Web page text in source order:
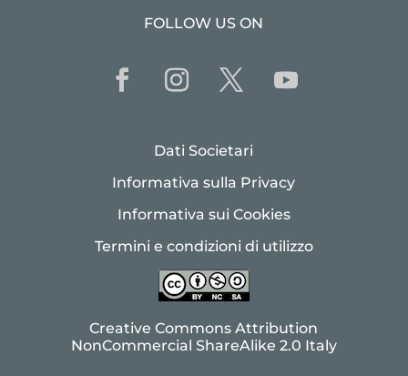
FOLLOW US ON
Dati Societari
Informativa sulla Privacy
Informativa sui Cookies
Termini e condizioni di utilizzo
Creative Commons Attribution
NonCommercial ShareAlike 2.0 Italy